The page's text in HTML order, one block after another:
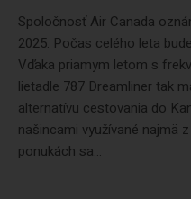
Spoločnosť Air Canada
2025. Počas celého leta
Vďaka priamym letom s
lietadle 787 Dreamliner tak
alternatívu cestovania do
našincami využívané najmä
ponukách sa...